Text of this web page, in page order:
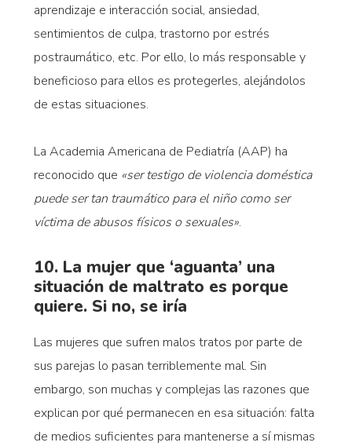
aprendizaje e interacción social, ansiedad,
sentimientos de culpa, trastorno por estrés
postraumático, etc. Por ello, lo más responsable y
beneficioso para ellos es protegerles, alejándolos
de estas situaciones.
La Academia Americana de Pediatría (AAP) ha
reconocido que «ser testigo de violencia doméstica
puede ser tan traumático para el niño como ser
víctima de abusos físicos o sexuales».
10. La mujer que ‘aguanta’ una
situación de maltrato es porque
quiere. Si no, se iría
Las mujeres que sufren malos tratos por parte de
sus parejas lo pasan terriblemente mal. Sin
embargo, son muchas y complejas las razones que
explican por qué permanecen en esa situación: falta
de medios suficientes para mantenerse a sí mismas